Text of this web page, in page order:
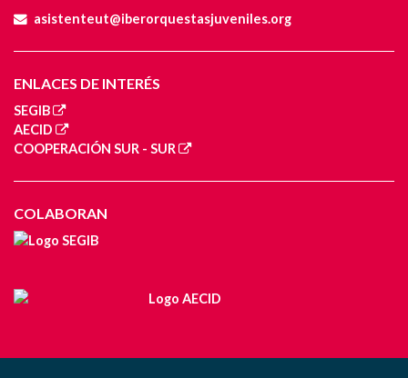
asistenteut@iberorquestasjuveniles.org
ENLACES DE INTERÉS
SEGIB
AECID
COOPERACIÓN SUR - SUR
COLABORAN